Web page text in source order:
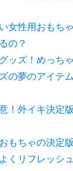
女性用おもち
の？
ッズ！めっち
の夢のアイテ
！外イキ決定
もちゃの決定
くリフレッシ